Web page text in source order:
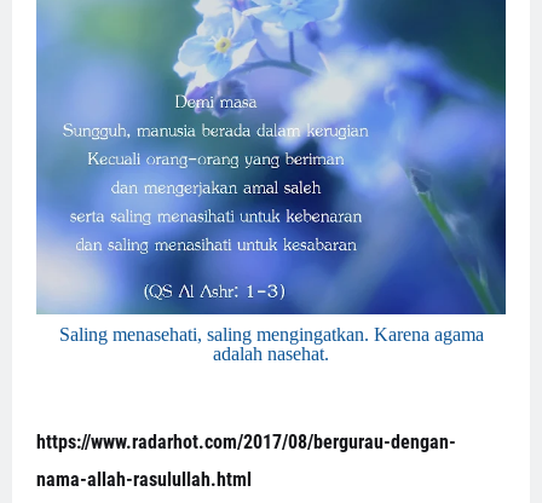
Saling menasehati, saling mengingatkan. Karena agama
adalah nasehat.
https://www.radarhot.com/2017/08/bergurau-dengan-
nama-allah-rasulullah.html